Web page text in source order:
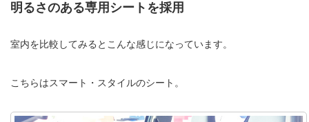
明るさのある専用シートを採用
室内を比較してみるとこんな感じになっています。
こちらはスマート・スタイルのシート。